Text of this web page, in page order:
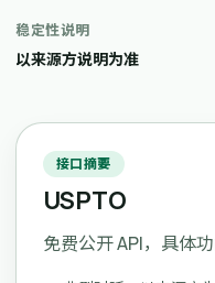
稳定性说明
以来源方说明为准
接口摘要
USPTO
免费公开 API，具体